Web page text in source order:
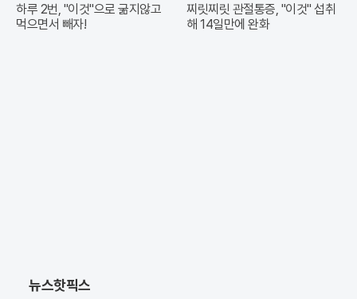
하루 2번, "이것"으로 굶지않고
먹으면서 빼자!
찌릿찌릿 관절통증, "이것" 섭취
해 14일만에 완화
뉴스핫픽스